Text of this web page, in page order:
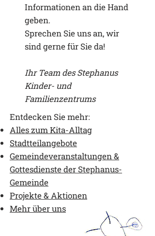
Informationen an die Hand
geben.
Sprechen Sie uns an, wir
sind gerne für Sie da!
Ihr Team des Stephanus
Kinder- und
Familienzentrums
Entdecken Sie mehr:
Alles zum Kita-Alltag
Stadtteilangebote
Gemeindeveranstaltungen &
Gottesdienste der Stephanus-
Gemeinde
Projekte & Aktionen
Mehr über uns